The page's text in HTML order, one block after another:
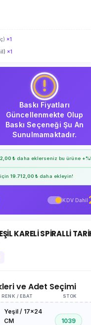
×1
×1
Baskı Fiyatları
Güncellenmekte Olup
Baskı Seçeneği Şu An
Sunulmamaktadır.
₺ daha eklerseniz bu ürüne
19.712,00 ₺ daha ekleyin!
KDV Dahil
KARELİ SPİRALLİ
ve Adet Seçimi
RENK / EBAT STOK
Yeşil / 17x24
CM
1039